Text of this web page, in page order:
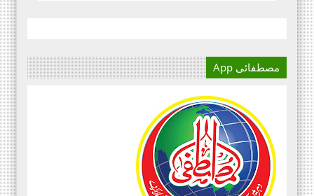
مصطفائی App
اور کسی بھی کاز کے بہترین
نتائج کے لئے اس کی اہمیت سے
انکار نہیں کیا جا سکتا۔سعید
علی عمران مصطفائی تحریک فیصل
آباد ڈویژن ۔